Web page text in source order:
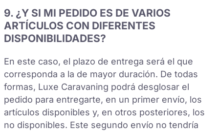
9. ¿Y SI MI PEDIDO ES DE VARIOS
ARTÍCULOS CON DIFERENTES
DISPONIBILIDADES?
En este caso, el plazo de entrega será el que
corresponda a la de mayor duración. De todas
formas, Luxe Caravaning podrá desglosar el
pedido para entregarte, en un primer envío, los
artículos disponibles y, en otros posteriores, los
no disponibles. Este segundo envío no tendría